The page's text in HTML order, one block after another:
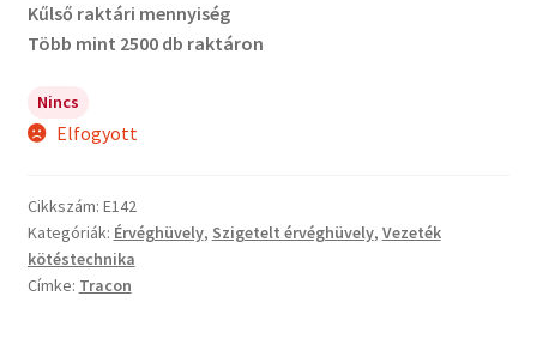
Kűlső raktári mennyiség
Több mint 2500 db raktáron
Nincs
Elfogyott
Cikkszám: E142
Kategóriák: Érvéghüvely, Szigetelt érvéghüvely, Vezeték
kötéstechnika
Címke: Tracon